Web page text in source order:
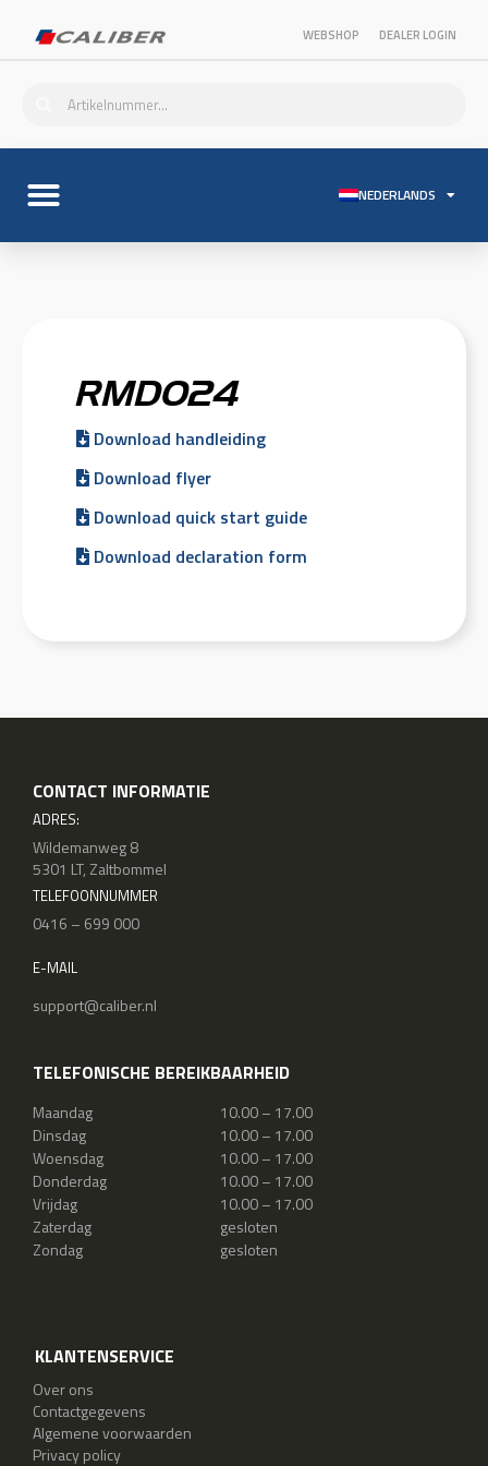
WEBSHOP DEALER LOGIN
NEDERLANDS
RMD024
Download handleiding
Download flyer
Download quick start guide
Download declaration form
CONTACT INFORMATIE
ADRES:
Wildemanweg 8
5301 LT, Zaltbommel
TELEFOONNUMMER
0416 – 699 000
E-MAIL
support@caliber.nl
TELEFONISCHE BEREIKBAARHEID
Maandag
10.00 – 17.00
Dinsdag
10.00 – 17.00
Woensdag
10.00 – 17.00
Donderdag
10.00 – 17.00
Vrijdag
10.00 – 17.00
Zaterdag
gesloten
Zondag
gesloten
KLANTENSERVICE
Over ons
Contactgegevens
Algemene voorwaarden
Privacy policy